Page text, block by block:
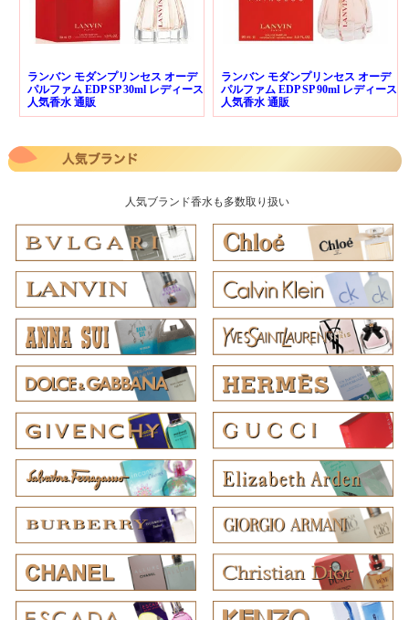
ランバン モダンプリンセス オーデ
パルファム EDP SP 30ml レディース
人気香水 通販
ランバン モダンプリンセス オーデ
パルファム EDP SP 90ml レディース
人気香水 通販
人気ブランド香水も多数取り扱い